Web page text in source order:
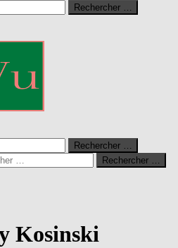
Rechercher …
Rechercher …
Rechercher …
Kosinski